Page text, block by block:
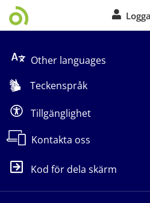
Other languages
Teckenspråk
Tillgänglighet
Kontakta oss
Kod för dela skärm